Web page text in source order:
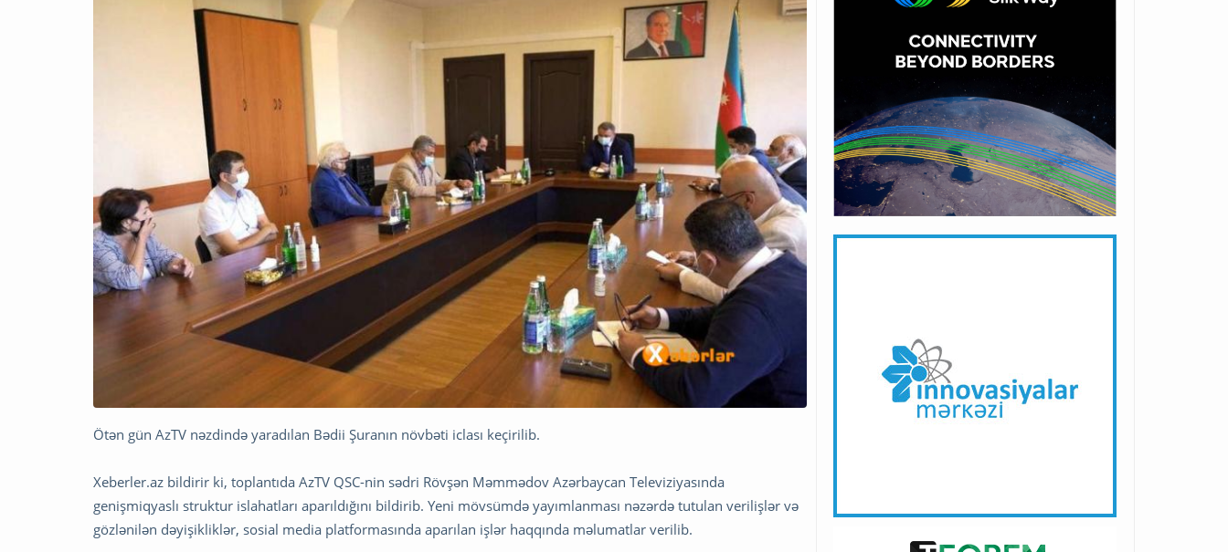
Ötən gün AzTV nəzdində yaradılan Bədii Şuranın növbəti iclası keçirilib.
Xeberler.az bildirir ki, toplantıda AzTV QSC-nin sədri Rövşən Məmmədov Azərbaycan Televiziyasında
genişmiqyaslı struktur islahatları aparıldığını bildirib. Yeni mövsümdə yayımlanması nəzərdə tutulan verilişlər və
gözlənilən dəyişikliklər, sosial media platformasında aparılan işlər haqqında məlumatlar verilib.